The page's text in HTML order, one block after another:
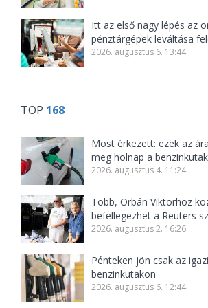
Itt az első nagy lépés az
pénztárgépek leváltása
2026. augusztus 6. 13:44
TOP 168
Most érkezett: ezek az
meg holnap a
2026. augusztus 4. 11:24
Több, Orbán Viktorhoz
befellegezhet a Reuters
2026. augusztus 2. 16:26
Pénteken jön csak az
benzinkutakon
2026. augusztus 6. 12:44